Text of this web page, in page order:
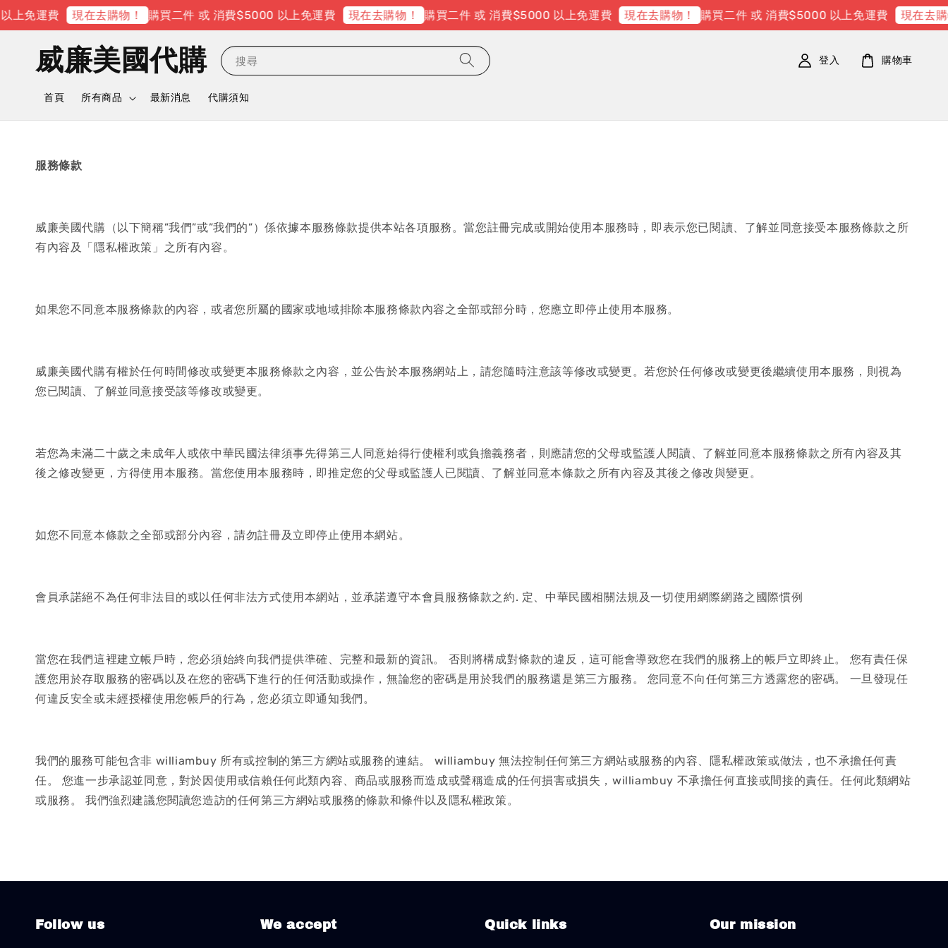
上免運費 現在去購物！ 購買二件 或 消費$5000 以上免運費 現在去購物！ 購買二件 或 消費$5000 以上免運費 現在去購物！ 購買二件 或 消費$5000 以上免運費 現在去購
威廉美國代購 搜尋
首頁 所有商品 最新消息 代購須知
登入 購物車
服務條款
威廉美國代購（以下簡稱”我們”或”我們的”）係依據本服務條款提供本站各項服務。當您註冊完成或開始使用本服務時，即表示您已閱讀、了解並同意接受本服務條款之所
有內容及「隱私權政策」之所有內容。
如果您不同意本服務條款的內容，或者您所屬的國家或地域排除本服務條款內容之全部或部分時，您應立即停止使用本服務。
威廉美國代購有權於任何時間修改或變更本服務條款之內容，並公告於本服務網站上，請您隨時注意該等修改或變更。若您於任何修改或變更後繼續使用本服務，則視為
您已閱讀、了解並同意接受該等修改或變更。
若您為未滿二十歲之未成年人或依中華民國法律須事先得第三人同意始得行使權利或負擔義務者，則應請您的父母或監護人閱讀、了解並同意本服務條款之所有內容及其
後之修改變更，方得使用本服務。當您使用本服務時，即推定您的父母或監護人已閱讀、了解並同意本條款之所有內容及其後之修改與變更。
如您不同意本條款之全部或部分內容，請勿註冊及立即停止使用本網站。
會員承諾絕不為任何非法目的或以任何非法方式使用本網站，並承諾遵守本會員服務條款之約. 定、中華民國相關法規及一切使用網際網路之國際慣例
當您在我們這裡建立帳戶時，您必須始終向我們提供準確、完整和最新的資訊。 否則將構成對條款的違反，這可能會導致您在我們的服務上的帳戶立即終止。 您有責任保
護您用於存取服務的密碼以及在您的密碼下進行的任何活動或操作，無論您的密碼是用於我們的服務還是第三方服務。 您同意不向任何第三方透露您的密碼。 一旦發現任
何違反安全或未經授權使用您帳戶的行為，您必須立即通知我們。
我們的服務可能包含非 williambuy 所有或控制的第三方網站或服務的連結。 williambuy 無法控制任何第三方網站或服務的內容、隱私權政策或做法，也不承擔任何責
任。 您進一步承認並同意，對於因使用或信賴任何此類內容、商品或服務而造成或聲稱造成的任何損害或損失，williambuy 不承擔任何直接或間接的責任。任何此類網站
或服務。 我們強烈建議您閱讀您造訪的任何第三方網站或服務的條款和條件以及隱私權政策。
Follow us We accept Quick links Our mission